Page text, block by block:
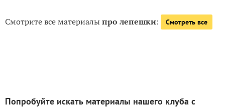
Смотрите все материалыпро лепешки: Смотреть все
Попробуйте искать материалы нашего клуба с